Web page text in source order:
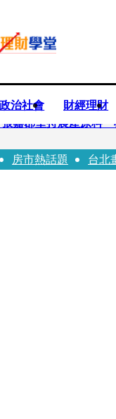
政治社會 財經理財
嘉郡堅持農產原料「
饒河夜市小吃店把
房市熱話題 台北